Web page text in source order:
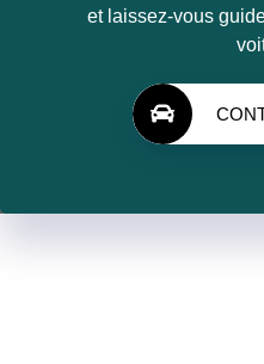
et laissez-vous